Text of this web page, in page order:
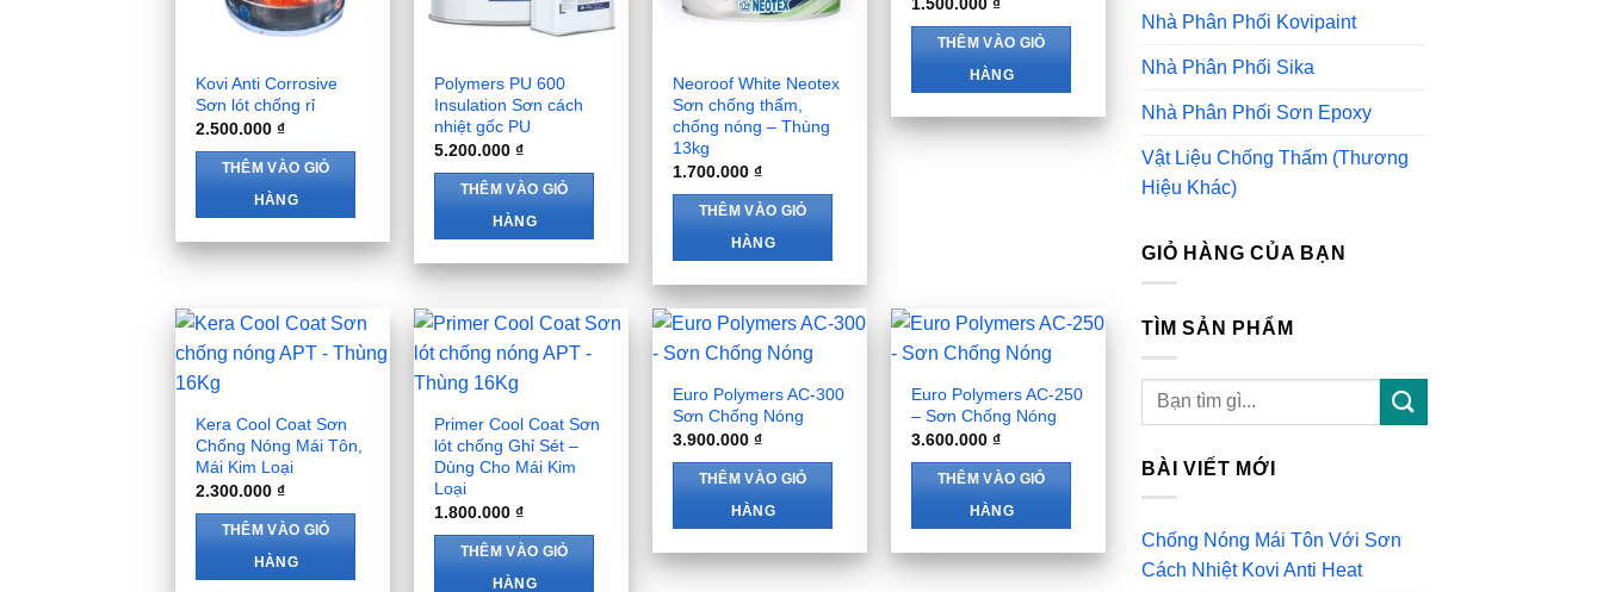
Kovi Anti Corrosive
Sơn lót chống rỉ
2.500.000₫
THÊM VÀO GIỎ
HÀNG
Polymers PU 600
Insulation Sơn cách
nhiệt gốc PU
5.200.000₫
THÊM VÀO GIỎ
HÀNG
Neoroof White Neotex
Sơn chống thấm,
chống nóng – Thùng
13kg
1.700.000₫
THÊM VÀO GIỎ
HÀNG
1.500.000₫
THÊM VÀO GIỎ
HÀNG
Kera Cool Coat Sơn
Chống Nóng Mái Tôn,
Mái Kim Loại
2.300.000₫
THÊM VÀO GIỎ
HÀNG
Primer Cool Coat Sơn
lót chống Ghỉ Sét –
Dùng Cho Mái Kim
Loại
1.800.000₫
THÊM VÀO GIỎ
HÀNG
Euro Polymers AC-300
Sơn Chống Nóng
3.900.000₫
THÊM VÀO GIỎ
HÀNG
Euro Polymers AC-250
– Sơn Chống Nóng
3.600.000₫
THÊM VÀO GIỎ
HÀNG
Nhà Phân Phối Kovipaint
Nhà Phân Phối Sika
Nhà Phân Phối Sơn Epoxy
Vật Liệu Chống Thấm (Thương
Hiệu Khác)
GIỎ HÀNG CỦA BẠN
TÌM SẢN PHẨM
Tìm
BÀI VIẾT MỚI
Chống Nóng Mái Tôn Với Sơn
Cách Nhiệt Kovi Anti Heat